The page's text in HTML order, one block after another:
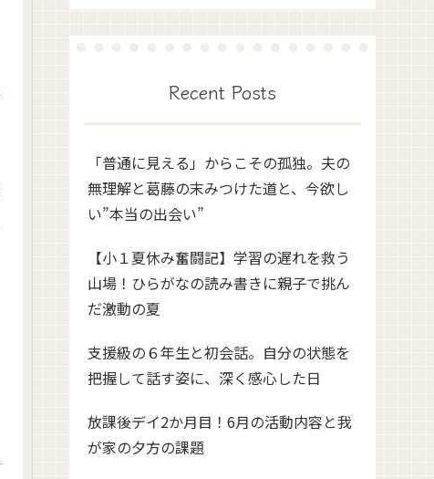
Recent Posts
「普通に見える」からこその孤独。夫の
無理解と葛藤の末みつけた道と、今欲し
い”本当の出会い”
【小１夏休み奮闘記】学習の遅れを救う
山場！ひらがなの読み書きに親子で挑ん
だ激動の夏
支援級の６年生と初会話。自分の状態を
把握して話す姿に、深く感心した日
放課後デイ2か月目！6月の活動内容と我
が家の夕方の課題